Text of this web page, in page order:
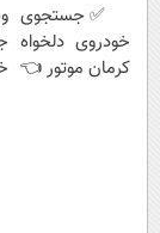
✅ جستجوی
خودروی دلخواه
کرمان موتور 👈